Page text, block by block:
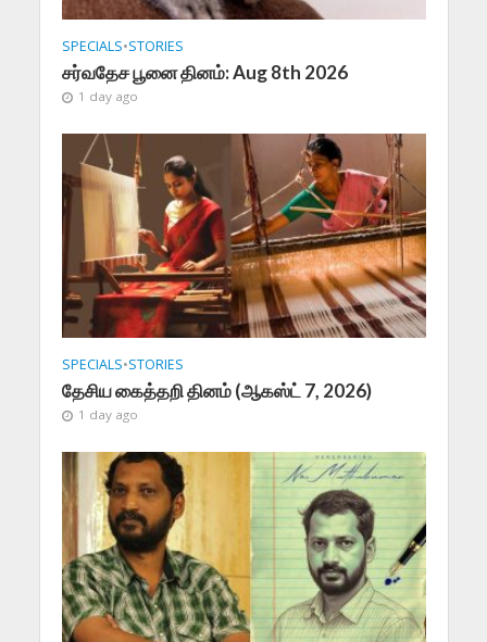
SPECIALS•STORIES
சர்வதேச பூனை தினம்: Aug 8th 2026
1 day ago
SPECIALS•STORIES
தேசிய கைத்தறி தினம் (ஆகஸ்ட் 7, 2026)
1 day ago